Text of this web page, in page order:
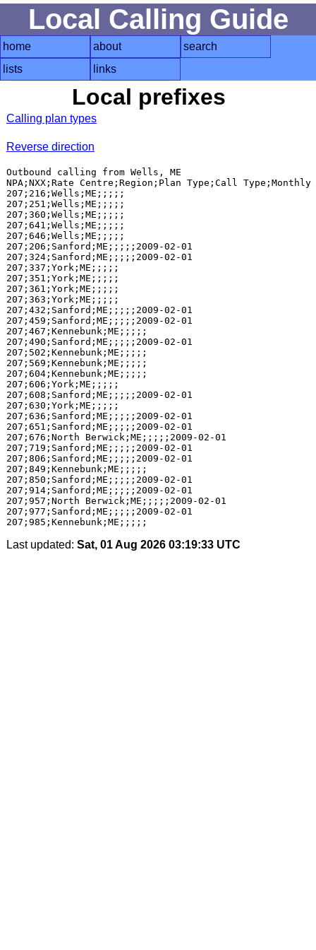
Local Calling Guide
home about
search
lists
links
Local prefixes
Calling plan types
Reverse direction
Outbound calling from Wells, ME
NPA;NXX;Rate Centre;Region;Plan Type;Call
207;216;Wells;ME;;;;;
207;251;Wells;ME;;;;;
207;360;Wells;ME;;;;;
207;641;Wells;ME;;;;;
207;646;Wells;ME;;;;;
207;206;Sanford;ME;;;;;2009-02-01
207;324;Sanford;ME;;;;;2009-02-01
207;337;York;ME;;;;;
207;351;York;ME;;;;;
207;361;York;ME;;;;;
207;363;York;ME;;;;;
207;432;Sanford;ME;;;;;2009-02-01
207;459;Sanford;ME;;;;;2009-02-01
207;467;Kennebunk;ME;;;;;
207;490;Sanford;ME;;;;;2009-02-01
207;502;Kennebunk;ME;;;;;
207;569;Kennebunk;ME;;;;;
207;604;Kennebunk;ME;;;;;
207;606;York;ME;;;;;
207;608;Sanford;ME;;;;;2009-02-01
207;630;York;ME;;;;;
207;636;Sanford;ME;;;;;2009-02-01
207;651;Sanford;ME;;;;;2009-02-01
207;676;North Berwick;ME;;;;;2009-02-01
207;719;Sanford;ME;;;;;2009-02-01
207;806;Sanford;ME;;;;;2009-02-01
207;849;Kennebunk;ME;;;;;
207;850;Sanford;ME;;;;;2009-02-01
207;914;Sanford;ME;;;;;2009-02-01
207;957;North Berwick;ME;;;;;2009-02-01
207;977;Sanford;ME;;;;;2009-02-01
Last updated: Sat, 01 Aug 2026 03:19:33 UTC